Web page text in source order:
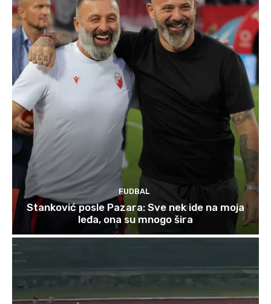
FUDBAL
Stanković posle Pazara: Sve nek ide na moja
leđa, ona su mnogo šira